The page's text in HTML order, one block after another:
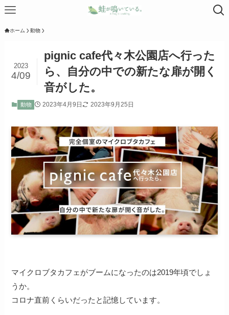
ホーム 動物
pignic cafe代々木公園店へ行った
ら、自分の中での新たな扉が開く
音がした。
2023
4/09
動物 2023年4月9日 2023年9月25日
マイクロブタカフェがブームになったのは2019年頃でしょ
うか。
コロナ直前くらいだったと記憶しています。